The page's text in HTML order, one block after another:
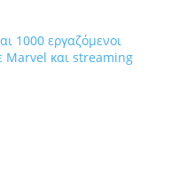
1000 εργαζόμενοι
Marvel και streaming